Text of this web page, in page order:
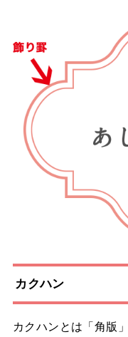
カクハン
カクハンとは「角版